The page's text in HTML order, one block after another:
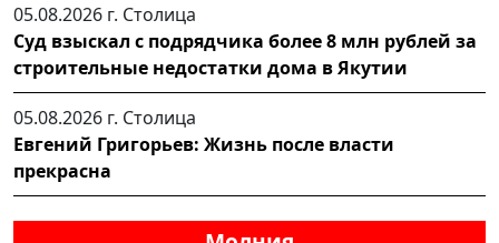
05.08.2026 г. Столица
Суд взыскал с подрядчика более 8 млн рублей за
строительные недостатки дома в Якутии
05.08.2026 г. Столица
Евгений Григорьев: Жизнь после власти
прекрасна